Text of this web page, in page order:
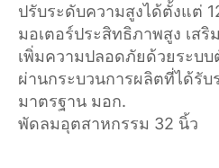
ปรับระดับความสูงได้ตั้งแต่
มอเตอร์ประสิทธิภาพสูง เส
เพิ่มความปลอดภัยด้วยระบ
ผ่านกระบวนการผลิตที่ได้รับ
มาตรฐาน มอก.
พัดลมอุตสาหกรรม 32 นิ้ว